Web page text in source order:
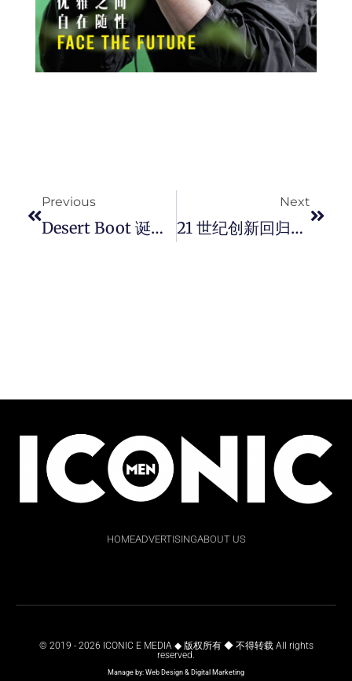
Previous
Desert Boot 诞生 70 周年！Clarks 延续 THEN. NOW. ALWAYS. 沙漠靴 2.0 经典 ICON 全新升级。
Next
21 世纪创新回归！瑞士雷达表 Rado 推出 True Square 真我系列高科技方形陶瓷腕表。
HOMEADVERTISINGABOUT US
© 2019 - 2026 ICONIC E MEDIA ◆ 版权所有 ◆ 不得转载 All rights
reserved.
Manage by: Web Design & Digital Marketing